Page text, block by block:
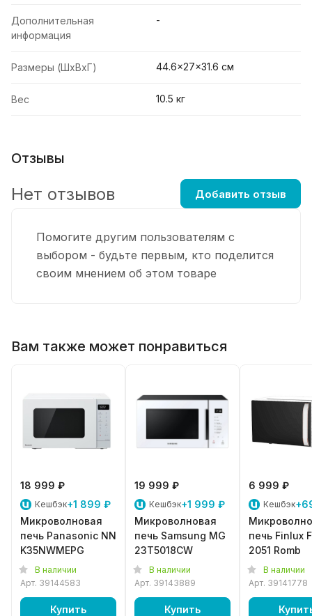
Дополнительная
информация
-
Размеры (ШxВxГ) 44.6x27x31.6 cм
Вес 10.5 кг
Отзывы
Помогите другим пользователям с
выбором - будьте первым, кто поделится
своим мнением об этом товаре
Нет отзывов Добавить отзыв
Вам также может понравиться
18 999 ₽
Кешбэк+1 899 ₽
Микроволновая
печь Panasonic NN
K35NWMEPG
В наличии
Арт. 39144583
Купить
19 999 ₽
Кешбэк+1 999 ₽
Микроволновая
печь Samsung MG
23T5018CW
В наличии
Арт. 39143889
Купить
6 999 ₽
Кешбэк
печь Finlux
2051 Romb
В наличии
Арт. 39141778